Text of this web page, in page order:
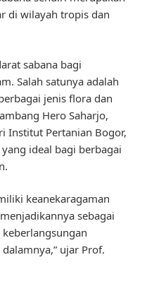
di wilayah tropis dan
sabana bagi
Salah satunya adalah
jenis flora dan
Hero Saharjo,
Institut Pertanian Bogor,
ideal bagi berbagai
keanekaragaman
sebagai
ujar Prof.